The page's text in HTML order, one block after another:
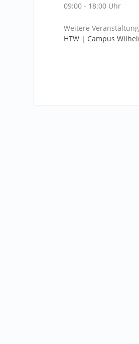
09:00 - 18:00 Uhr
Weitere
HTW | Campus